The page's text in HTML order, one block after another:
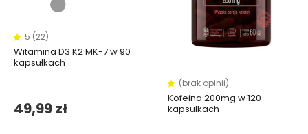
5 (22)
Witamina D3 K2 MK-7 w 90
kapsułkach
49,99 zł
(brak opinii)
Kofeina 200mg w 120
kapsułkach